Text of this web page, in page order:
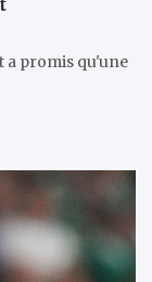
a promis qu'une